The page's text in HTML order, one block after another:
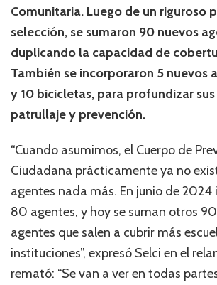
Comunitaria. Luego de un riguroso
selección, se sumaron 90 nuevos
duplicando la capacidad de
También se incorporaron 5 nuevos
y 10 bicicletas, para profundizar
patrullaje y prevención.
“Cuando asumimos, el Cuerpo de
Ciudadana prácticamente ya no
agentes nada más. En junio de
80 agentes, y hoy se suman otros
agentes que salen a cubrir más
instituciones”, expresó Selci en el
remató: “Se van a ver en todas